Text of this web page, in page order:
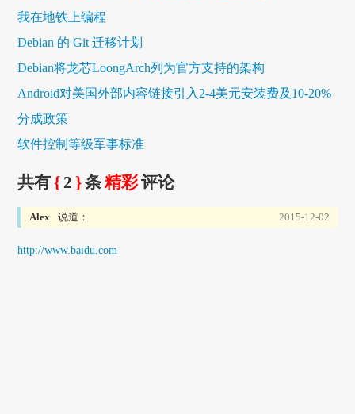
我在地铁上编程
Debian 的 Git 迁移计划
Debian将龙芯LoongArch列为官方支持的架构
Android对美国外部内容链接引入2-4美元安装费及10-20%
分成政策
软件控制等级军事标准
共有{2 }条精彩评论
Alex 说道： 2015-12-02
http://www.baidu.com